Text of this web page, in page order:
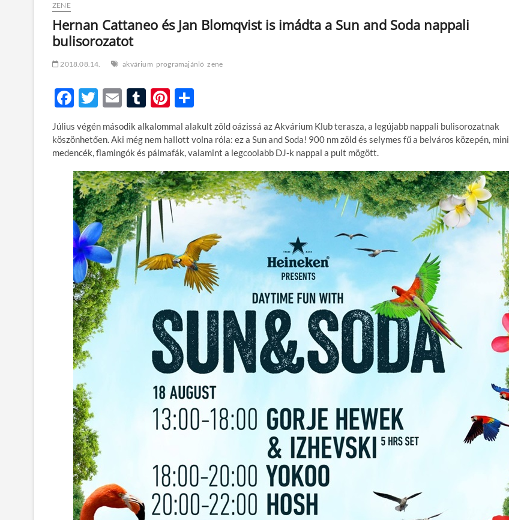
ZENE
Hernan Cattaneo és Jan Blomqvist is imádta a Sun and Soda nappali
bulisorozatot
2018.08.14. akvárium programajánló zene
F
ac
e
b
o
o
k
T
w
itt
er
E
m
ail
T
u
m
bl
r
Pi
nt
er
es
t
ss
za
m
e
g
Július végén második alkalommal alakult zöld oázissá az Akvárium Klub terasza, a legújabb nappali bulisorozatnak
köszönhetően. Aki még nem hallott volna róla: ez a Sun and Soda! 900 nm zöld és selymes fű a belváros közepén, mini
medencék, flamingók és pálmafák, valamint a legcoolabb DJ-k nappal a pult mögött.